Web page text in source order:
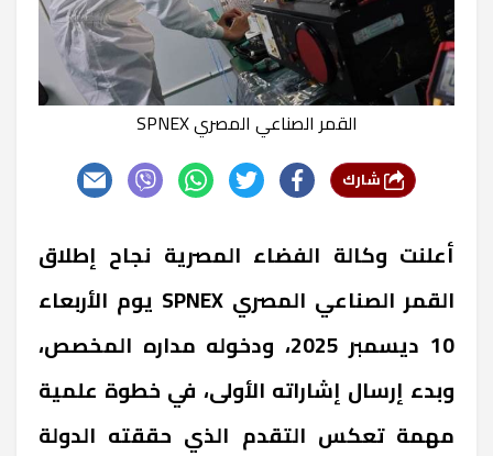
القمر الصناعي المصري SPNEX
أعلنت وكالة الفضاء المصرية نجاح إطلاق
القمر الصناعي المصري SPNEX يوم الأربعاء
10 ديسمبر 2025، ودخوله مداره المخصص،
وبدء إرسال إشاراته الأولى، في خطوة علمية
مهمة تعكس التقدم الذي حققته الدولة